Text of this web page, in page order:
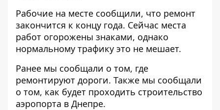
Рабочие на месте сообщили, что ремонт
закончится к концу года. Сейчас места
работ огорожены знаками, однако
нормальному трафику это не мешает.
Ранее мы сообщали о том, где
ремонтируют дороги. Также мы сообщали
о том, как будет проходить строительство
аэропорта в Днепре.